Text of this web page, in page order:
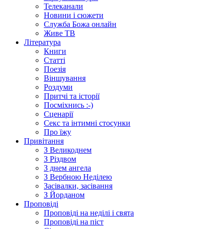
Телеканали
Новини і сюжети
Служба Божа онлайн
Живе ТВ
Література
Книги
Статті
Поезія
Віншування
Роздуми
Притчі та історії
Посміхнись :-)
Сценарії
Секс та інтимні стосунки
Про їжу
Привітання
З Великоднем
З Різдвом
З днем ангела
З Вербною Неділею
Засівалки, засівання
З Йорданом
Проповіді
Проповіді на неділі і свята
Проповіді на піст